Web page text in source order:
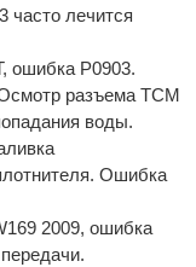
часто лечится
ошибка P0903.
разъема TCM
воды.
Ошибка
2009, ошибка